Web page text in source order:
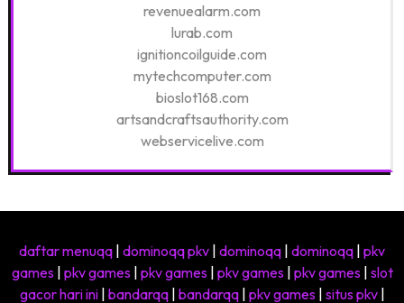
revenuealarm.com
lurab.com
ignitioncoilguide.com
mytechcomputer.com
bioslot168.com
artsandcraftsauthority.com
webservicelive.com
daftar menuqq | dominoqq pkv | dominoqq | dominoqq | pkv
games| pkv games| pkv games| pkv games| pkv games| slot
gacor hari ini| bandarqq| bandarqq| pkv games| situs pkv|